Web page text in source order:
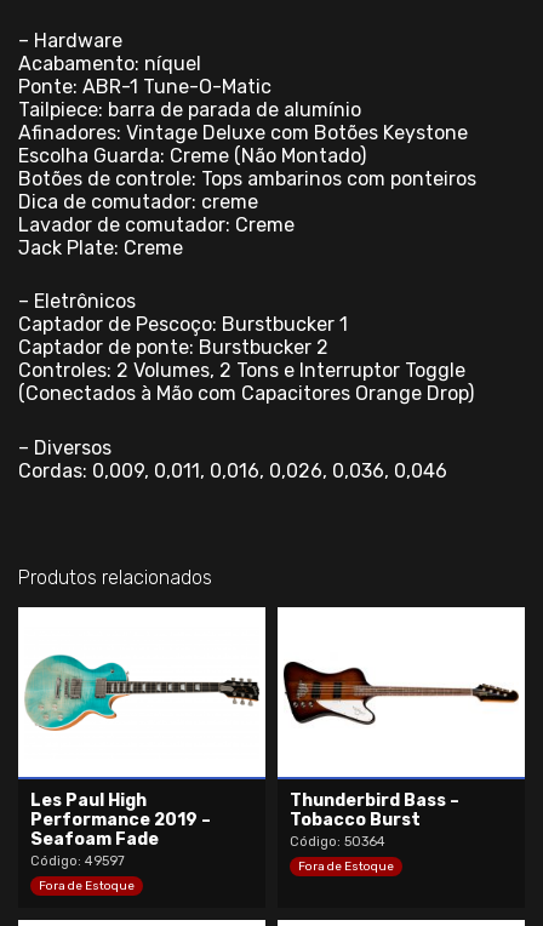
– Hardware
Acabamento: níquel
Ponte: ABR-1 Tune-O-Matic
Tailpiece: barra de parada de alumínio
Afinadores: Vintage Deluxe com Botões Keystone
Escolha Guarda: Creme (Não Montado)
Botões de controle: Tops ambarinos com ponteiros
Dica de comutador: creme
Lavador de comutador: Creme
Jack Plate: Creme
– Eletrônicos
Captador de Pescoço: Burstbucker 1
Captador de ponte: Burstbucker 2
Controles: 2 Volumes, 2 Tons e Interruptor Toggle
(Conectados à Mão com Capacitores Orange Drop)
– Diversos
Cordas: 0,009, 0,011, 0,016, 0,026, 0,036, 0,046
Produtos relacionados
Les Paul High
Performance 2019 –
Seafoam Fade
Código: 49597
Fora de Estoque
Thunderbird Bass –
Tobacco Burst
Código: 50364
Fora de Estoque